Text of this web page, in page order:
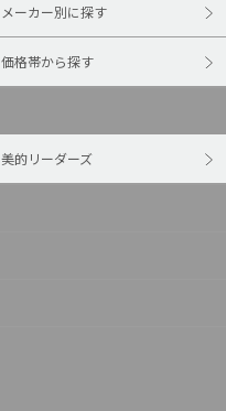
メーカー別に探す
価格帯から探す
美的リーダーズ